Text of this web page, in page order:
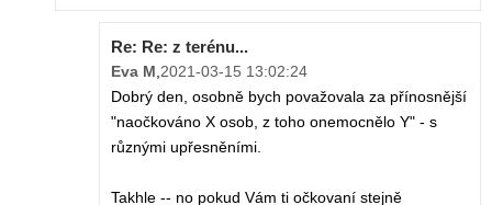
Re: Re: z terénu...
Eva M,2021-03-15 13:02:24
Dobrý den, osobně bych považovala za přínosnější
"naočkováno X osob, z toho onemocnělo Y" - s
různými upřesněními.
Takhle -- no pokud Vám ti očkovaní stejně